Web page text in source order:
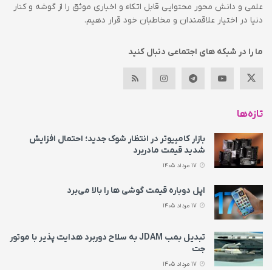
علمی و دانش محور محتوایی قابل اتکاء و اخباری موثق را از گوشه و کنار
دنیا در اختیار علاقمندان و مخاطبان خود قرار دهیم.
ما را در شبکه های اجتماعی دنبال کنید
تازه‌ها
بازار کامپیوتر در انتظار شوک جدید؛ احتمال افزایش
شدید قیمت مادربرد
اپل دوباره قیمت‌ گوشی ها را بالا می‌برد
تبدیل بمب JDAM به سلاح دوربرد هدایت پذیر با موتور
جت